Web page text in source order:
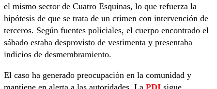
el mismo sector de Cuatro Esquinas, lo que refuerza la
hipótesis de que se trata de un crimen con intervención de
terceros. Según fuentes policiales, el cuerpo encontrado el
sábado estaba desprovisto de vestimenta y presentaba
indicios de desmembramiento.
El caso ha generado preocupación en la comunidad y